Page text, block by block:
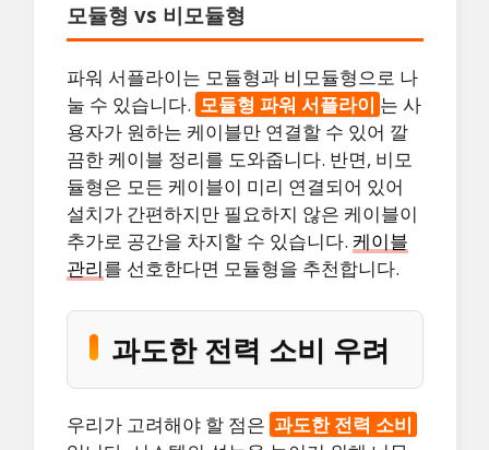
모듈형 vs 비모듈형
파워 서플라이는 모듈형과 비모듈형으로 나
눌 수 있습니다. 모듈형 파워 서플라이 는 사
용자가 원하는 케이블만 연결할 수 있어 깔
끔한 케이블 정리를 도와줍니다. 반면, 비모
듈형은 모든 케이블이 미리 연결되어 있어
설치가 간편하지만 필요하지 않은 케이블이
추가로 공간을 차지할 수 있습니다. 케이블
관리를 선호한다면 모듈형을 추천합니다.
과도한 전력 소비 우려
우리가 고려해야 할 점은 과도한 전력 소비